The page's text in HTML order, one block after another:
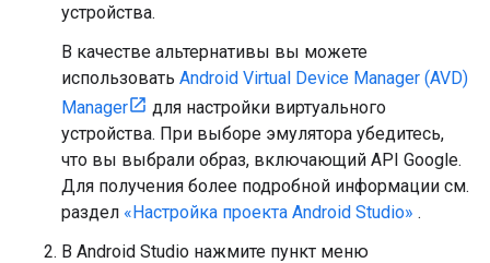
устройства.
В качестве альтернативы вы можете
использовать Android Virtual Device Manager (AVD)
Manager
для настройки виртуального
устройства. При выборе эмулятора убедитесь,
что вы выбрали образ, включающий API Google.
Для получения более подробной информации см.
раздел «Настройка проекта Android Studio» .
В Android Studio нажмите пункт меню